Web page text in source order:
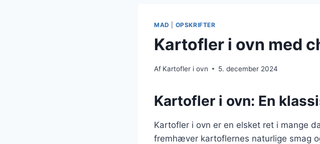
MAD OPSKRIFTER
Kartofler i ovn med
Af Kartofler i ovn 5. december 2024
Kartofler i ovn: En
Kartofler i ovn er en elsket ret i mange
fremhæver kartoflernes naturlige smag